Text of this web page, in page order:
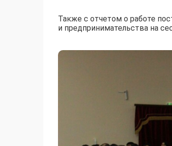
Также с отчетом о работе
и предпринимательства на